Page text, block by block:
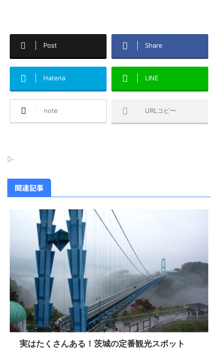
Post Share
Hatena LINE
note URLコピー
-
関連記事
実はたくさんある！茨城の定番観光スポット